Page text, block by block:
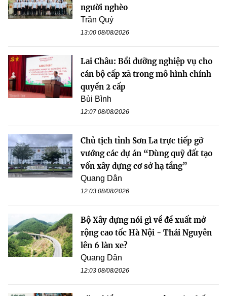
người nghèo
Trần Quý
13:00 08/08/2026
Lai Châu: Bồi dưỡng nghiệp vụ cho
cán bộ cấp xã trong mô hình chính
quyền 2 cấp
Bùi Bình
12:07 08/08/2026
Chủ tịch tỉnh Sơn La trực tiếp gỡ
vướng các dự án “Dùng quỹ đất tạo
vốn xây dựng cơ sở hạ tầng”
Quang Dân
12:03 08/08/2026
Bộ Xây dựng nói gì về đề xuất mở
rộng cao tốc Hà Nội - Thái Nguyên
lên 6 làn xe?
Quang Dân
12:03 08/08/2026